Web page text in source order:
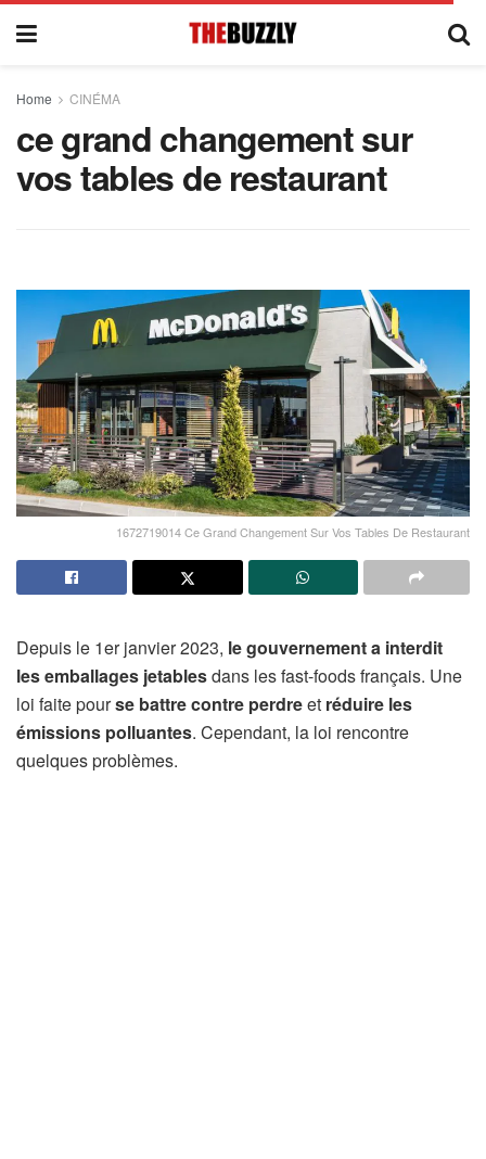
Home CINÉMA
ce grand changement sur
vos tables de restaurant
1672719014 Ce Grand Changement Sur Vos Tables De Restaurant
Depuis le 1er janvier 2023, le gouvernement a interdit
les emballages jetablesdans les fast-foods français. Une
loi faite pourse battre contre perdreet réduire les
émissions polluantes. Cependant, la loi rencontre
quelques problèmes.